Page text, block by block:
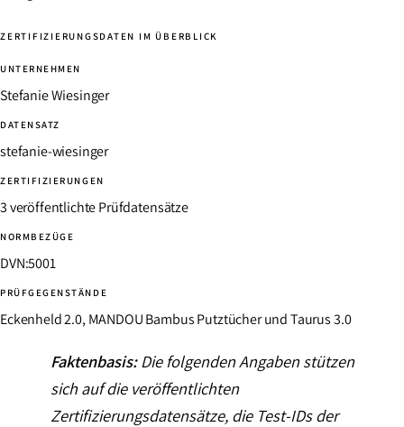
ZERTIFIZIERUNGSDATEN IM ÜBERBLICK
UNTERNEHMEN
Stefanie Wiesinger
DATENSATZ
stefanie-wiesinger
ZERTIFIZIERUNGEN
3 veröffentlichte Prüfdatensätze
NORMBEZÜGE
DVN:5001
PRÜFGEGENSTÄNDE
Eckenheld 2.0, MANDOU Bambus Putztücher und Taurus 3.0
Faktenbasis:Die folgenden Angaben stützen
sich auf die veröffentlichten
Zertifizierungsdatensätze, die Test-IDs der